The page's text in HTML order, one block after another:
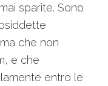
sparite. Sono
che non
e che
entro le